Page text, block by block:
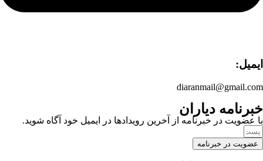
ایمیل:
diaranmail@gmail.com
خبرنامه دیاران
با عضویت در خبرنامه از آخرین رویدادها در ایمیل خود آگاه شوید.
عضویت در خبرنامه